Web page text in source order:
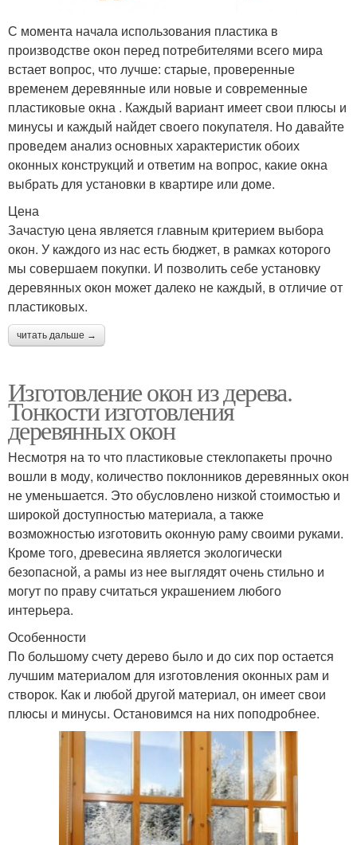
С момента начала использования пластика в
производстве окон перед потребителями всего мира
встает вопрос, что лучше: старые, проверенные
временем деревянные или новые и современные
пластиковые окна . Каждый вариант имеет свои плюсы и
минусы и каждый найдет своего покупателя. Но давайте
проведем анализ основных характеристик обоих
оконных конструкций и ответим на вопрос, какие окна
выбрать для установки в квартире или доме.
Цена
Зачастую цена является главным критерием выбора
окон. У каждого из нас есть бюджет, в рамках которого
мы совершаем покупки. И позволить себе установку
деревянных окон может далеко не каждый, в отличие от
пластиковых.
читать дальше →
Изготовление окон из дерева.
Тонкости изготовления
деревянных окон
Несмотря на то что пластиковые стеклопакеты прочно
вошли в моду, количество поклонников деревянных окон
не уменьшается. Это обусловлено низкой стоимостью и
широкой доступностью материала, а также
возможностью изготовить оконную раму своими руками.
Кроме того, древесина является экологически
безопасной, а рамы из нее выглядят очень стильно и
могут по праву считаться украшением любого
интерьера.
Особенности
По большому счету дерево было и до сих пор остается
лучшим материалом для изготовления оконных рам и
створок. Как и любой другой материал, он имеет свои
плюсы и минусы. Остановимся на них поподробнее.